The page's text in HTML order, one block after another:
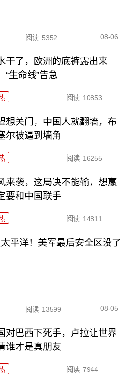
阅读 5352 08-06
干了，欧洲的底裤露出来
“生命线”告急
阅读 10853
想关门，中国人就翻墙，布
尔被逼到墙角
阅读 16255
来袭，这局决不能输，想赢
要和中国联手
阅读 14811
平洋！美军最后安全区没了
阅读 13599 08-05
对巴西下死手，卢拉让世界
谁才是真朋友
阅读 7944